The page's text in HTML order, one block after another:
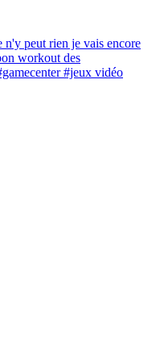
n'y peut rien je vais encore
workout des
#jeux vidéo